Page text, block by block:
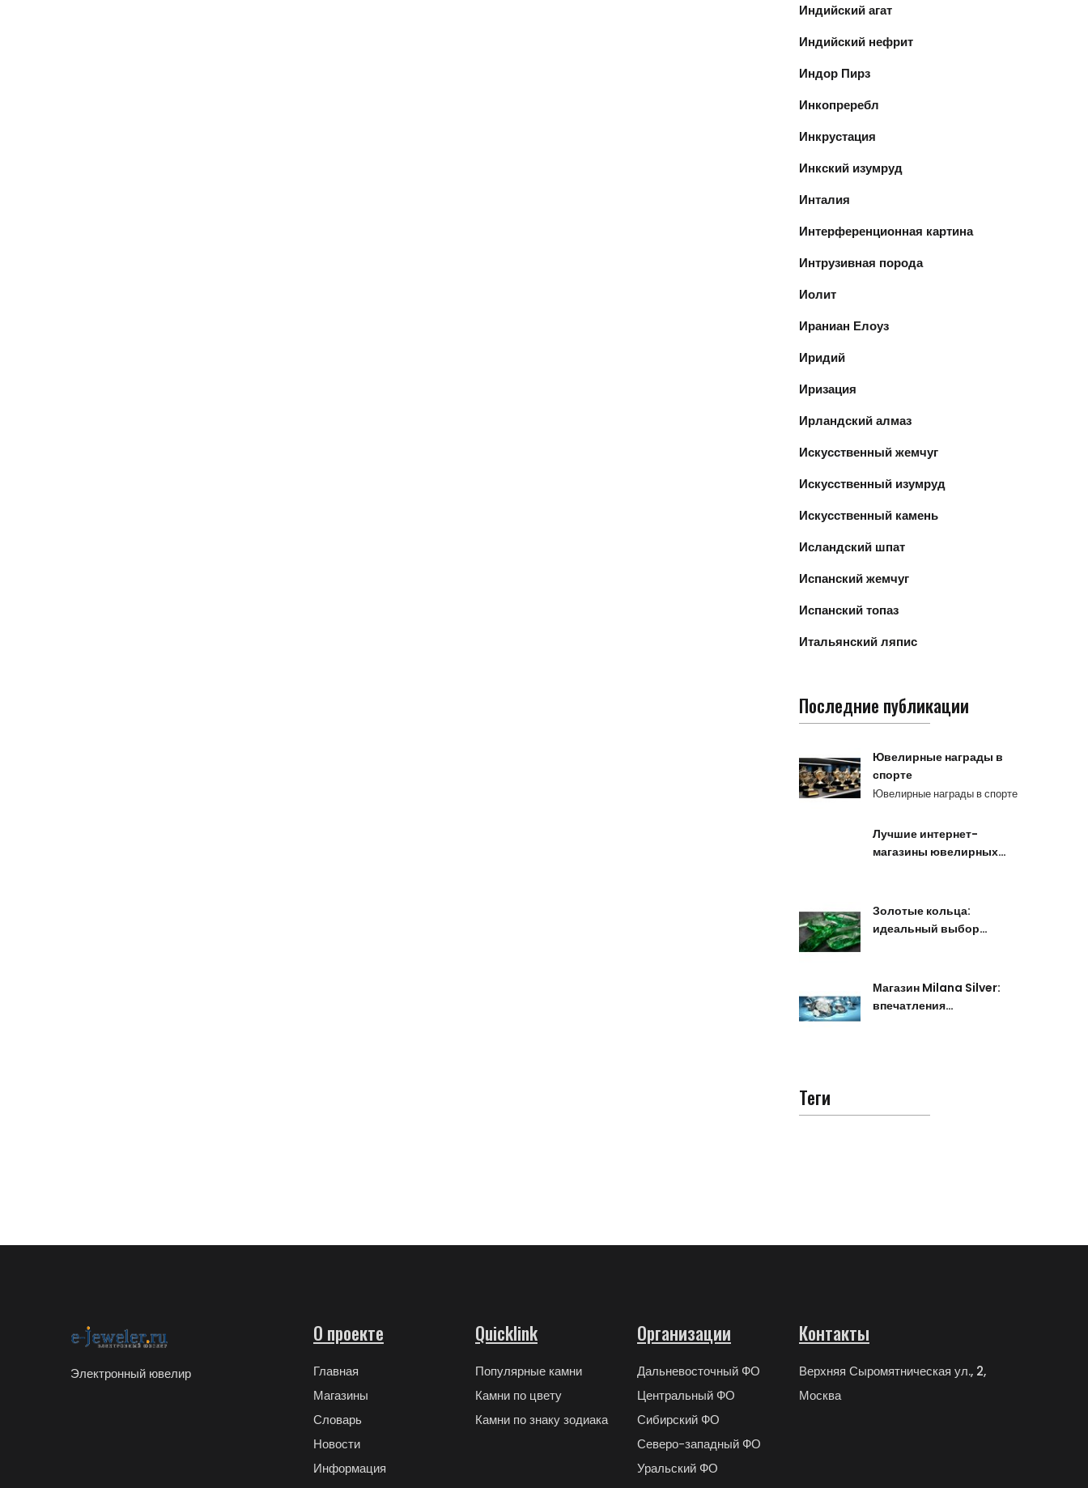
Индийский агат
Индийский нефрит
Индор Пирз
Инкопреребл
Инкрустация
Инкский изумруд
Инталия
Интерференционная картина
Интрузивная порода
Иолит
Ираниан Елоуз
Иридий
Иризация
Ирландский алмаз
Искусственный жемчуг
Искусственный изумруд
Искусственный камень
Исландский шпат
Испанский жемчуг
Испанский топаз
Итальянский ляпис
Последние публикации
Ювелирные награды в
спорте
Ювелирные награды в спорте
Лучшие интернет-
магазины ювелирных…
Золотые кольца:
идеальный выбор…
Магазин Milana Silver:
впечатления…
Теги
Электронный ювелир
О проекте
Главная
Магазины
Словарь
Новости
Информация
Quicklink
Популярные камни
Камни по цвету
Камни по знаку зодиака
Организации
Дальневосточный ФО
Центральный ФО
Сибирский ФО
Северо-западный ФО
Уральский ФО
Контакты
Верхняя Сыромятническая ул., 2,
Москва